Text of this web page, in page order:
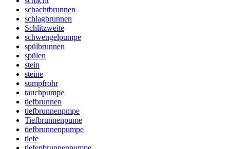
schachtbrunnen
schlagbrunnen
Schlitzweite
schwengelpumpe
spülbrunnen
spülen
stein
steine
sumpfrohr
tauchpumpe
tiefbrunnen
tiefbrunnenpmpe
Tiefbrunnenpume
tiefbrunnenpumpe
tiefe